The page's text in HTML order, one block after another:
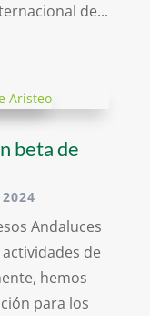
de...
beta de
Andaluces
de
hemos
para los